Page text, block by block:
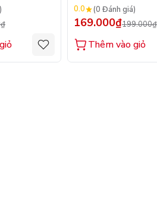
0.0 (0 Đánh giá)
169.000₫199.000₫
Thêm vào giỏ